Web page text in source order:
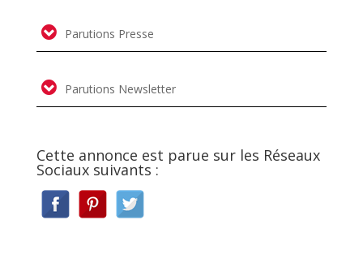
Parutions Presse
Parutions Newsletter
Cette annonce est parue sur les Réseaux
Sociaux suivants :